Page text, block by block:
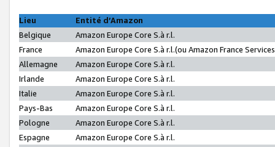
Lieu
Entité d’Amazon
Belgique
Amazon Europe Core S.à r.l.
France
Amazon Europe Core S.à r.l.(ou Amazon France
Allemagne
Amazon Europe Core S.à r.l.
Irlande
Amazon Europe Core S.à r.l.
Italie
Amazon Europe Core S.à r.l.
Pays-Bas
Amazon Europe Core S.à r.l.
Pologne
Amazon Europe Core S.à r.l.
Espagne
Amazon Europe Core S.à r.l.